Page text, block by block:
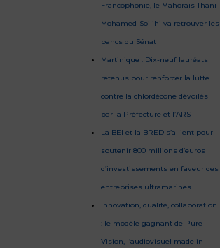
Francophonie, le Mahorais Thani
Mohamed-Soilihi va retrouver les
bancs du Sénat
Martinique : Dix-neuf lauréats
retenus pour renforcer la lutte
contre la chlordécone dévoilés
par la Préfecture et l’ARS
La BEI et la BRED s’allient pour
soutenir 800 millions d’euros
d’investissements en faveur des
entreprises ultramarines
Innovation, qualité, collaboration
: le modèle gagnant de Pure
Vision, l’audiovisuel made in